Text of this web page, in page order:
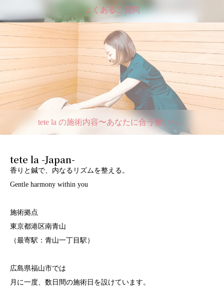
よくあるご質問
tete la の施術内容〜あなたに合う整いへ。
tete la -Japan-
香りと鍼で、内なるリズムを整える。
Gentle harmony within you
施術拠点
東京都港区南青山
（最寄駅：青山一丁目駅）
広島県福山市では
月に一度、数日間の施術日を設けています。